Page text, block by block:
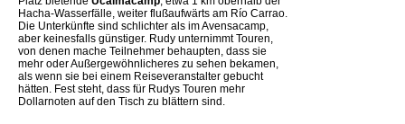
Hacha-Wasserfälle, weiter flußaufwärts am Río Carrao.
Die Unterkünfte sind schlichter als im Avensacamp,
aber keinesfalls günstiger. Rudy unternimmt Touren,
von denen mache Teilnehmer behaupten, dass sie
mehr oder Außergewöhnlicheres zu sehen bekamen,
als wenn sie bei einem Reiseveranstalter gebucht
hätten. Fest steht, dass für Rudys Touren mehr
Dollarnoten auf den Tisch zu blättern sind.